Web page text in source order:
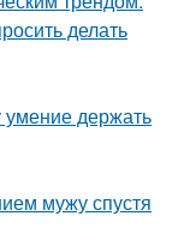
делать
держать
мужу спустя